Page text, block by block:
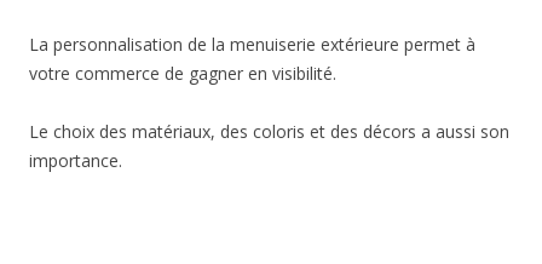
La personnalisation de la menuiserie extérieure permet à
votre commerce de gagner en visibilité.
Le choix des matériaux, des coloris et des décors a aussi son
importance.